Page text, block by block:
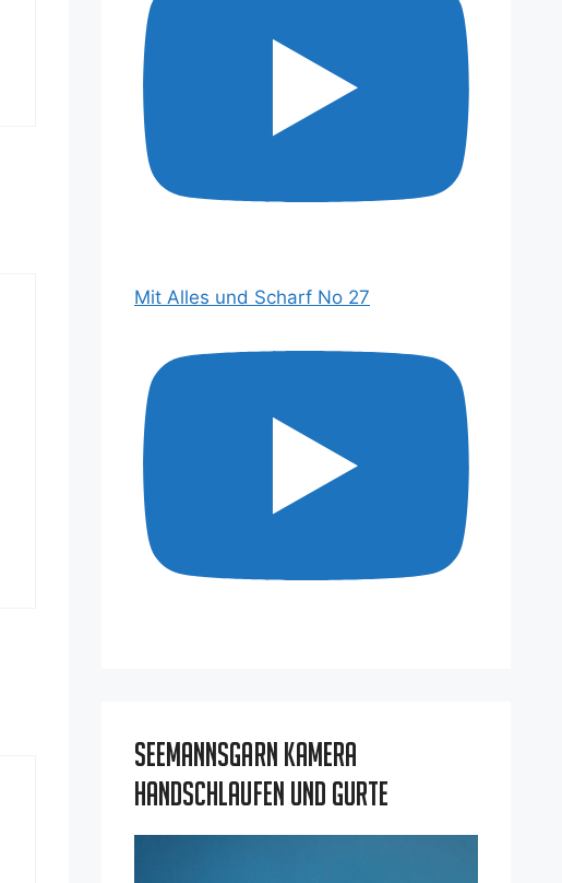
Mit Alles und Scharf No 27
Seemannsgarn Kamera
Handschlaufen und Gurte